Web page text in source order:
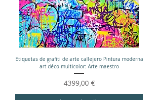
Etiquetas de grafiti de arte callejero Pintura moderna
art déco multicolor: Arte maestro
Precio
4399,00 €